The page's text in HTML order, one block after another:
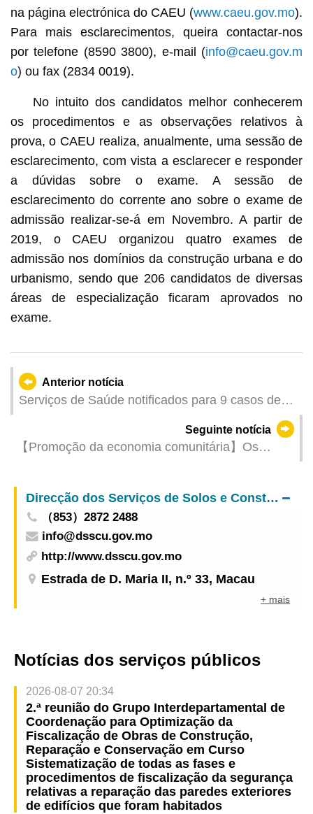
na página electrónica do CAEU (www.caeu.gov.mo).
Para mais esclarecimentos, queira contactar-nos
por telefone (8590 3800), e-mail (info@caeu.gov.m
o) ou fax (2834 0019).
No intuito dos candidatos melhor conhecerem
os procedimentos e as observações relativos à
prova, o CAEU realiza, anualmente, uma sessão de
esclarecimento, com vista a esclarecer e responder
a dúvidas sobre o exame. A sessão de
esclarecimento do corrente ano sobre o exame de
admissão realizar-se-á em Novembro. A partir de
2019, o CAEU organizou quatro exames de
admissão nos domínios da construção urbana e do
urbanismo, sendo que 206 candidatos de diversas
áreas de especialização ficaram aprovados no
exame.
Anterior notícia
Serviços de Saúde notificados para 9 casos de
Seguinte notícia
【Promoção da economia comunitária】Os
características próprias para acolher os feriados
do Festival do Bolo Lunar e do Dia Nacional Direcção dos Serviços de Solos e Construção Urbana
（853）2872 2488
info@dsscu.gov.mo
http://www.dsscu.gov.mo
Estrada de D. Maria II, n.º 33, Macau
+ mais
Notícias dos serviços públicos
2026-08-07 20:34
2.ª reunião do Grupo Interdepartamental de
Coordenação para Optimização da
Fiscalização de Obras de Construção,
Reparação e Conservação em Curso
Sistematização de todas as fases e
procedimentos de fiscalização da segurança
relativas a reparação das paredes exteriores
de edifícios que foram habitados